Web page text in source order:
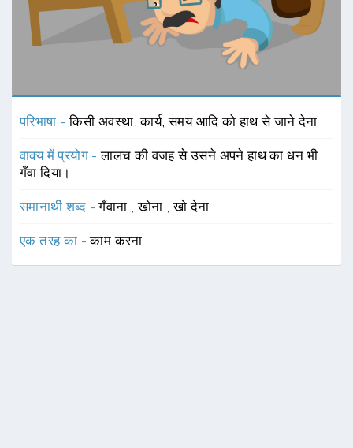
परिभाषा -किसी अवस्था, कार्य, समय आदि को हाथ से जाने देना
वाक्य में प्रयोग -लालच की वजह से उसने अपने हाथ का धन भी
गँवा दिया।
समानार्थी शब्द -गँवाना ,खोना ,खो देना
एक तरह का -काम करना